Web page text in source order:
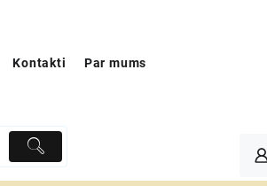
Kontakti Par mums